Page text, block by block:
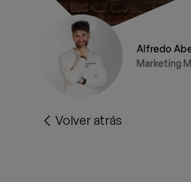
Alfredo
Marketing
Volver atrás